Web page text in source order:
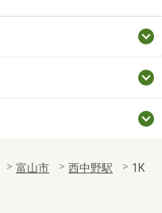
富山市 西中野駅 1K